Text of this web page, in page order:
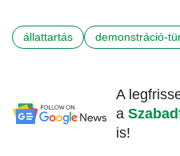
állattartás demonstráció-
A
a
is!